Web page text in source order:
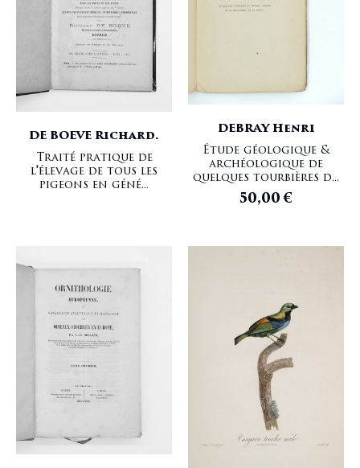
DE BOEVE Richard.
Traité pratique de
l'élevage de tous les
pigeons en géné...
DEBRAY Henri
Étude géologique &
archéologique de
quelques tourbières d...
50,00€